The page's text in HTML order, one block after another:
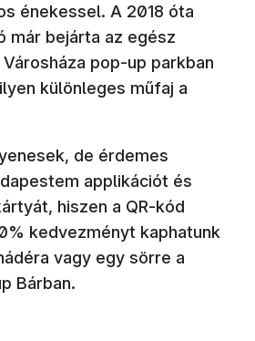
énekessel. A 2018 óta
már bejárta az egész
pop-up parkban
különleges műfaj a
de érdemes
applikációt és
hiszen a QR-kód
kedvezményt kaphatunk
vagy egy sörre a
Bárban.